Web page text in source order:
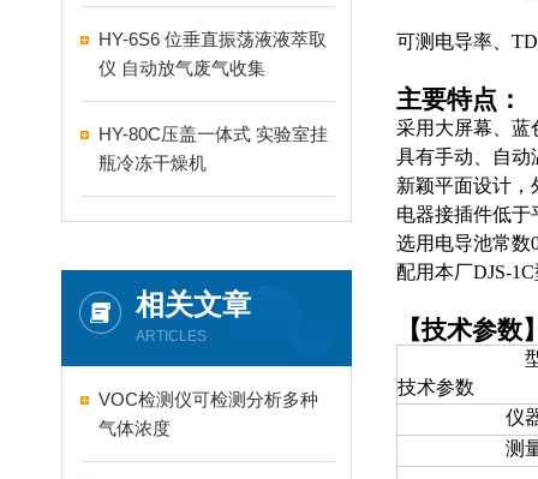
HY-6S6 位垂直振荡液液萃取
仪 自动放气废气收集
HY-80C压盖一体式 实验室挂
瓶冷冻干燥机
相关文章
ARTICLES
VOC检测仪可检测分析多种
气体浓度
可测电导率、
主要特点：
采用大屏幕、蓝
具有手动、自动
新颖平面设计，
电器接插件低于
选用电导池常数
配用本厂DJS-
【技术参数
技术参数
仪
测